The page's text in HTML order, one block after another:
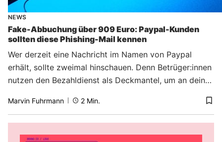
NEWS
Fake-Abbuchung über 909 Euro: Paypal-Kunden
sollten diese Phishing-Mail kennen
Wer derzeit eine Nachricht im Namen von Paypal
erhält, sollte zweimal hinschauen. Denn Betrüger:innen
nutzen den Bezahldienst als Deckmantel, um an dein
Paypal-Maschen du dich schützen musst.
Marvin Fuhrmann 2 Min.